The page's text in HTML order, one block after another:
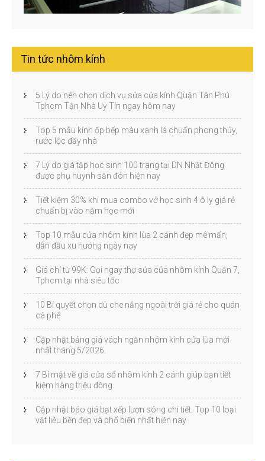
Tin tức nhôm kính
5 Lý do nên chọn dịch vụ sửa cửa kính Quận Tân Phú
Tphcm Tận Nhà Uy Tín ngay hôm nay
Top 5 mẫu kính ốp bếp màu xanh lá chuẩn phong thủy,
rước lộc đầy nhà
7 Lý do giá tập học sinh 100 trang tại DN Nhật Đông
được phụ huynh săn đón hiện nay
Tiết kiệm 30% khi mua combo vở học sinh 4 ô ly giá rẻ
chuẩn bị vào năm học mới
Top 10 mẫu cửa nhôm kính lùa 2 cánh đẹp mê mẩn,
dẫn đầu xu hướng ngày nay
Giá chỉ từ 99K: Gọi ngay thợ sửa cửa nhôm kính Quận 7,
Tphcm tại nhà siêu tốc
10 Bí quyết chọn dù che nắng ngoài trời giá rẻ cho quán
cà phê
Cập nhật bảng giá vách ngăn nhôm kính cửa lùa mới
nhất tháng 5/2026.
7 Bí mật về giá cửa sổ nhôm kính 2 cánh giúp bạn tiết
kiệm hàng triệu đồng.
Cập nhật báo giá bạt xếp lượn sóng chi tiết: Top 10 loại
vật liệu bền đẹp và phổ biến nhất hiện nay